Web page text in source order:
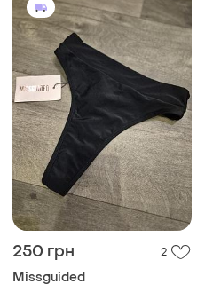
250 грн 2
Missguided